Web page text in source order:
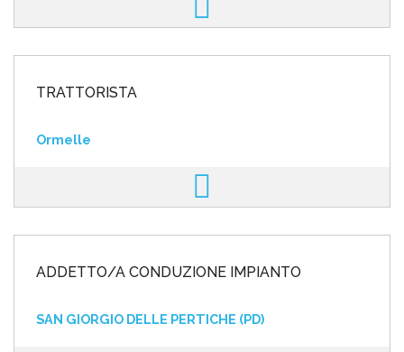
TRATTORISTA
Ormelle
ADDETTO/A CONDUZIONE IMPIANTO
SAN GIORGIO DELLE PERTICHE (PD)